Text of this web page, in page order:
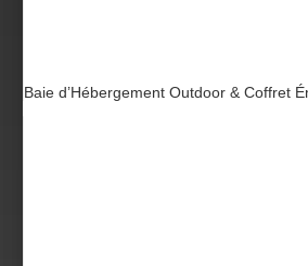
Baie d’Hébergement Outdoor & Coffret